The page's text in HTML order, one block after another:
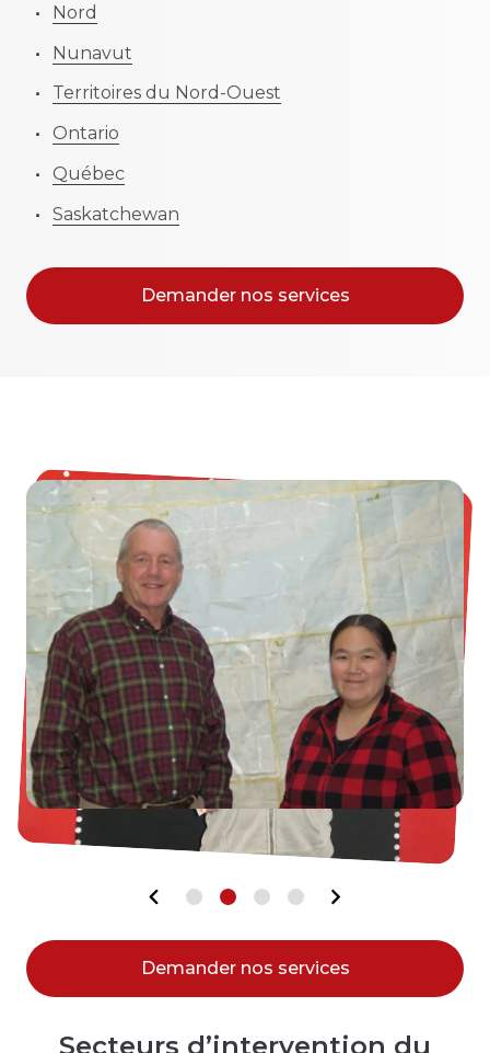
Nord
Nunavut
Territoires du Nord-Ouest
Ontario
Québec
Saskatchewan
Demander nos services
Demander nos services
Secteurs d’intervention du